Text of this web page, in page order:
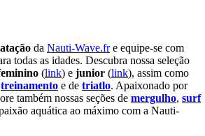
da Nauti-Wave.fre equipe-se com
todas as idades. Descubra nossa seleção
(link) e junior (link), assim como
treinamento e de triatlo. Apaixonado por
também nossas seções de mergulho, surf
aquática ao máximo com a Nauti-